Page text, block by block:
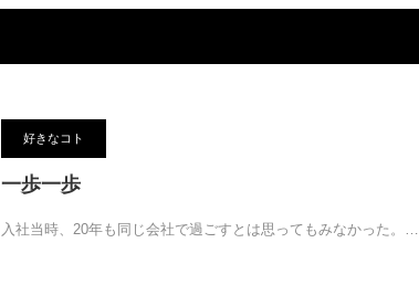
好きなコト
一歩一歩
入社当時、20年も同じ会社で過ごすとは思ってもみなかった。…